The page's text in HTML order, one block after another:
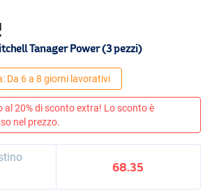
Tanager Power (3 pezzi)
Da 6 a 8 giorni lavorativi
al 20% di sconto extra! Lo sconto è
nel prezzo.
68.35